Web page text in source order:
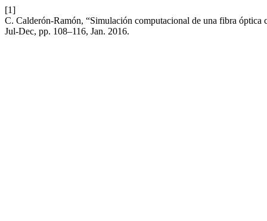
[1]
C. Calderón-Ramón, “Simulación computacional de una fibra
Jul-Dec, pp. 108–116, Jan. 2016.